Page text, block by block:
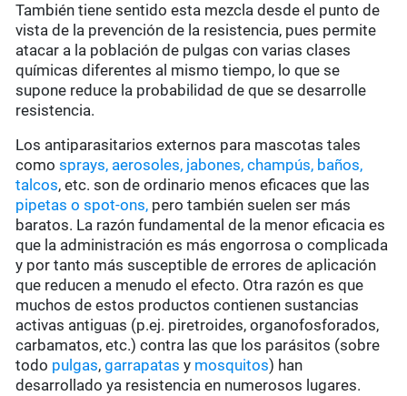
También tiene sentido esta mezcla desde el punto de
vista de la prevención de la resistencia, pues permite
atacar a la población de pulgas con varias clases
químicas diferentes al mismo tiempo, lo que se
supone reduce la probabilidad de que se desarrolle
resistencia.
Los antiparasitarios externos para mascotas tales
comosprays, aerosoles, jabones, champús, baños,
talcos, etc. son de ordinario menos eficaces que las
pipetas o spot-ons, pero también suelen ser más
baratos. La razón fundamental de la menor eficacia es
que la administración es más engorrosa o complicada
y por tanto más susceptible de errores de aplicación
que reducen a menudo el efecto. Otra razón es que
muchos de estos productos contienen sustancias
activas antiguas (p.ej. piretroides, organofosforados,
carbamatos, etc.) contra las que los parásitos (sobre
todo pulgas,garrapatas y mosquitos) han
desarrollado ya resistencia en numerosos lugares.